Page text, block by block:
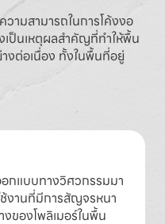
มสามารถในการโค้งงอ
เป็นเหตุผลสำคัญที่ทำให้พื้น
งต่อเนื่อง ทั้งในพื้นที่อยู่
กแบบทางวิศวกรรมมา
งานที่มีการสัญจรหนา
งของโพลิเมอร์ในพื้น